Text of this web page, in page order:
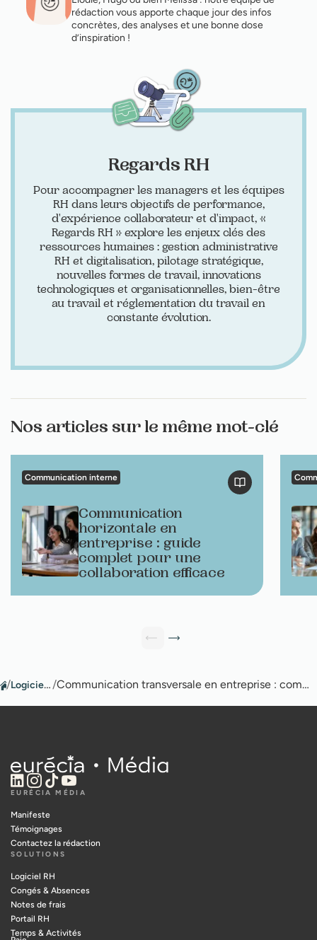
rédaction vous apporte chaque jour des infos
concrètes, des analyses et une bonne dose
d’inspiration !
Regards RH
Pour accompagner les managers et les équipes
RH dans leurs objectifs de performance,
d'expérience collaborateur et d'impact, «
Regards RH » explore les enjeux clés des
ressources humaines : gestion administrative
RH et digitalisation, pilotage stratégique,
nouvelles formes de travail, innovations
technologiques et organisationnelles, bien-être
au travail et réglementation du travail en
constante évolution.
Nos articles sur le même mot-clé
Communication interne
Communication
horizontale en
entreprise : guide
complet pour une
collaboration efficace
/ Logiciel GPEC / Communication transversale en entreprise : comment optimiser les échanges ?
EURÉCIA MÉDIA
Manifeste
Témoignages
Contactez la rédaction
SOLUTIONS
Logiciel RH
Congés & Absences
Notes de frais
Portail RH
Temps & Activités